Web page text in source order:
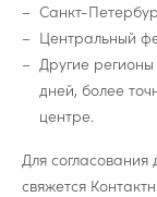
Санкт-
Центральный
Другие
дней, более
центре.
Для
свяжется